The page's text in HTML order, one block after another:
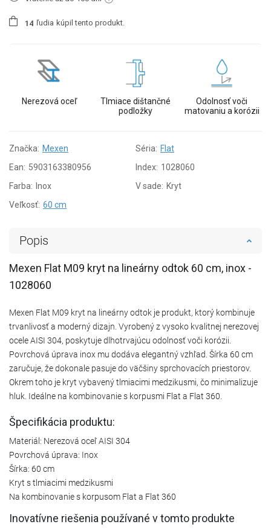
1 4 ľudia kúpil tento produkt.
Nerezová oceľ
Tlmiace dištančné
podložky
Odolnosť voči
matovaniu a korózii
Značka: Mexen Séria: Flat
Ean: 5903163380956 Index: 1028060
Farba: Inox V sade: Kryt
Veľkosť: 60 cm
Popis
Mexen Flat M09 kryt na lineárny odtok 60 cm, inox -
1028060
Mexen Flat M09 kryt na lineárny odtok je produkt, ktorý kombinuje
trvanlivosť a moderný dizajn. Vyrobený z vysoko kvalitnej nerezovej
ocele AISI 304, poskytuje dlhotrvajúcu odolnosť voči korózii.
Povrchová úprava inox mu dodáva elegantný vzhľad. Šírka 60 cm
zaručuje, že dokonale pasuje do väčšiny sprchovacích priestorov.
Okrem toho je kryt vybavený tlmiacimi medzikusmi, čo minimalizuje
hluk. Ideálne na kombinovanie s korpusmi Flat a Flat 360.
Špecifikácia produktu:
Materiál: Nerezová oceľ AISI 304
Povrchová úprava: Inox
Šírka: 60 cm
Kryt s tlmiacimi medzikusmi
Na kombinovanie s korpusom Flat a Flat 360
Inovatívne riešenia používané v tomto produkte